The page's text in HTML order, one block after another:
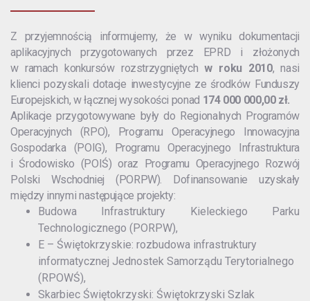
Z przyjemnością informujemy, że w wyniku dokumentacji
aplikacyjnych przygotowanych przez EPRD i złożonych
w ramach konkursów rozstrzygniętychw roku 2010, nasi
klienci pozyskali dotacje inwestycyjne ze środków Funduszy
Europejskich, w łącznej wysokości ponad 174 000 000,00 zł.
Aplikacje przygotowywane były do Regionalnych Programów
Operacyjnych (RPO), Programu Operacyjnego Innowacyjna
Gospodarka (POIG), Programu Operacyjnego Infrastruktura
i Środowisko (POIŚ) oraz Programu Operacyjnego Rozwój
Polski Wschodniej (PORPW). Dofinansowanie uzyskały
między innymi następujące projekty:
Budowa Infrastruktury Kieleckiego Parku
Technologicznego (PORPW),
E – Świętokrzyskie: rozbudowa infrastruktury
informatycznej Jednostek Samorządu Terytorialnego
(RPOWŚ),
Skarbiec Świętokrzyski: Świętokrzyski Szlak